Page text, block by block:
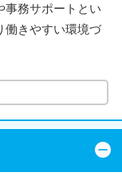
事務サポートとい
働きやすい環境づ